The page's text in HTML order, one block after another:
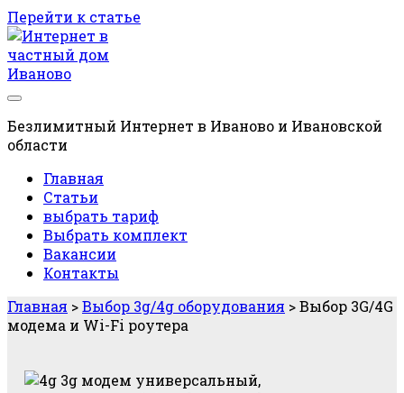
Перейти к статье
Блог
RSPROFI
Безлимитный Интернет в Иваново и Ивановской
области
Главная
Статьи
выбрать тариф
Выбрать комплект
Вакансии
Контакты
Главная >Выбор 3g/4g оборудования >Выбор 3G/4G
модема и Wi-Fi роутера